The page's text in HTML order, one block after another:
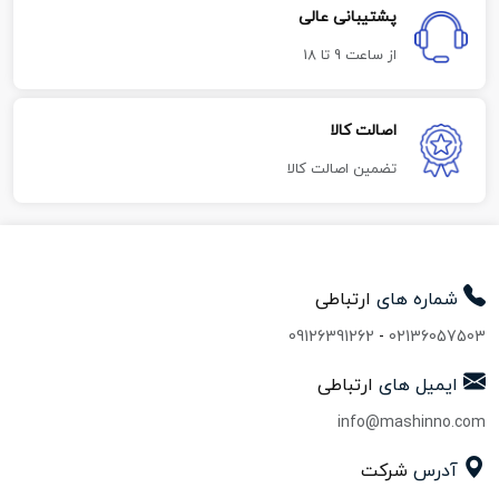
پشتیبانی عالی
از ساعت 9 تا 18
اصالت کالا
تضمین اصالت کالا
شماره های ارتباطی
02136057503
-
09126391262
ایمیل های ارتباطی
info@mashinno.com
آدرس شرکت